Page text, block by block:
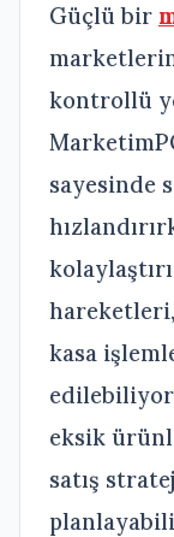
Güçlü bir
kontrollü
sayesinde
kasa
eksik
satış